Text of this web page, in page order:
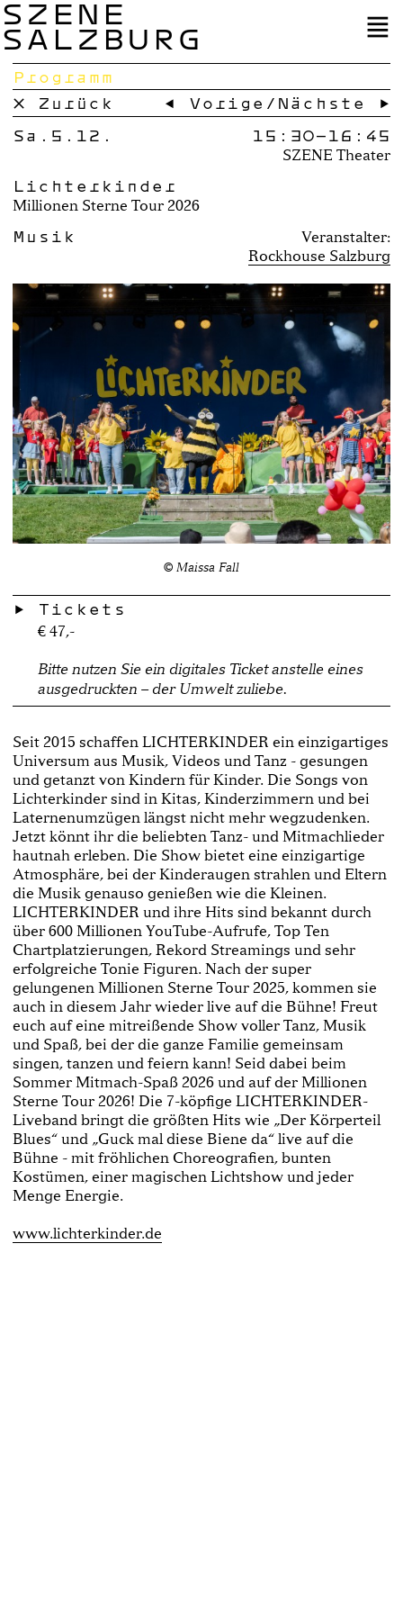
SZENE
SALZBURG
Programm
× Zurück
← Vorige / Nächste →
Sa.5.12.
15:30–16:45
SZENE Theater
Lichterkinder
Millionen Sterne Tour 2026
Musik
Veranstalter:
Rockhouse Salzburg
© Maissa Fall
Tickets
€ 47,-
Bitte nutzen Sie ein digitales Ticket anstelle eines
ausgedruckten – der Umwelt zuliebe.
Seit 2015 schaffen LICHTERKINDER ein einzigartiges
Universum aus Musik, Videos und Tanz - gesungen
und getanzt von Kindern für Kinder. Die Songs von
Lichterkinder sind in Kitas, Kinderzimmern und bei
Laternenumzügen längst nicht mehr wegzudenken.
Jetzt könnt ihr die beliebten Tanz- und Mitmachlieder
hautnah erleben. Die Show bietet eine einzigartige
Atmosphäre, bei der Kinderaugen strahlen und Eltern
die Musik genauso genießen wie die Kleinen.
LICHTERKINDER und ihre Hits sind bekannt durch
über 600 Millionen YouTube-Aufrufe, Top Ten
Chartplatzierungen, Rekord Streamings und sehr
erfolgreiche Tonie Figuren. Nach der super
gelungenen Millionen Sterne Tour 2025, kommen sie
auch in diesem Jahr wieder live auf die Bühne! Freut
euch auf eine mitreißende Show voller Tanz, Musik
und Spaß, bei der die ganze Familie gemeinsam
singen, tanzen und feiern kann! Seid dabei beim
Sommer Mitmach-Spaß 2026 und auf der Millionen
Sterne Tour 2026! Die 7-köpfige LICHTERKINDER-
Liveband bringt die größten Hits wie „Der Körperteil
Blues“ und „Guck mal diese Biene da“ live auf die
Bühne - mit fröhlichen Choreografien, bunten
Kostümen, einer magischen Lichtshow und jeder
Menge Energie.
www.lichterkinder.de